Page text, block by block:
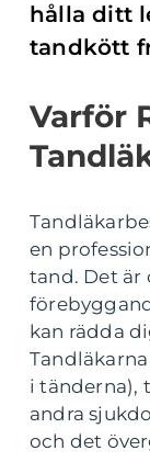
hålla ditt
tandkött
Varför
en
tand. Det är
kan rädda
i tänderna),
andra
och det